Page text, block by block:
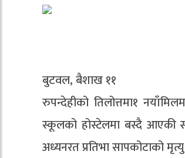
बुटवल, बैशाख ११
रुपन्देहीको तिलोत्तमा१
स्कूलको होस्टेलमा बस्दै आएकी
अध्यनरत प्रतिभा सापकोटाको